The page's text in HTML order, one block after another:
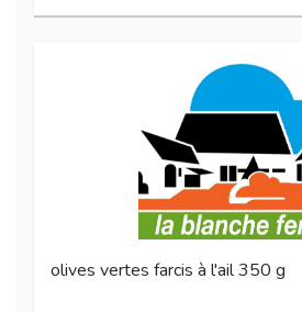
olives vertes farcis à l'ail 350 g